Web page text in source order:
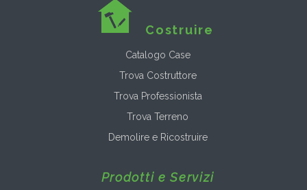
Costruire
Catalogo Case
Trova Costruttore
Trova Professionista
Trova Terreno
Demolire e Ricostruire
Prodotti e Servizi